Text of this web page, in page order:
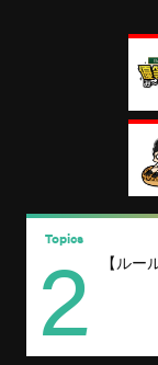
【ルー
Topics
2